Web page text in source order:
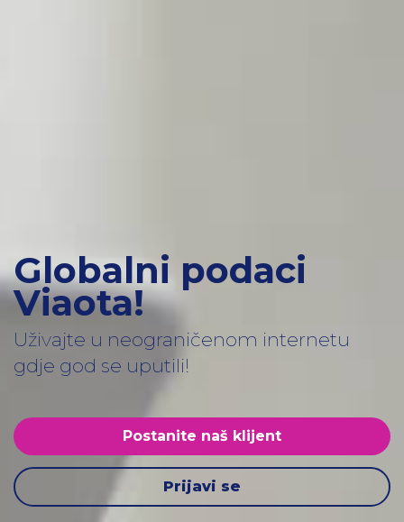
Globalni podaci
Viaota!
Uživajte u neograničenom internetu
gdje god se uputili!
Postanite naš klijent
Prijavi se